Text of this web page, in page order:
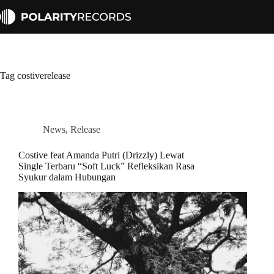
to
content
Tag costiverelease
News, Release
Costive feat Amanda Putri (Drizzly) Lewat
Single Terbaru “Soft Luck” Refleksikan Rasa
Syukur dalam Hubungan